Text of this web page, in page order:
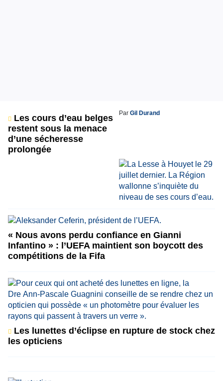
Les cours d’eau belges
restent sous la menace
d’une sécheresse
prolongée
Par Gil Durand
« Nous avons perdu confiance en Gianni
Infantino » : l’UEFA maintient son boycott des
compétitions de la Fifa
Les lunettes d’éclipse en rupture de stock chez
les opticiens